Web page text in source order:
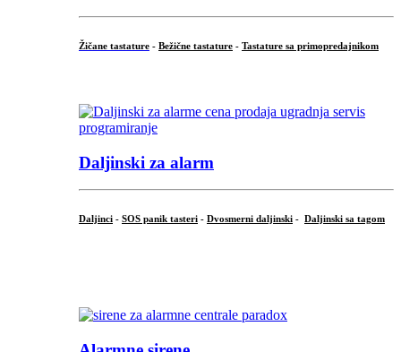
Žičane tastature - Bežične tastature - Tastature sa primopredajnikom
Daljinski za alarm
Daljinci - SOS panik tasteri - Dvosmerni daljinski - Daljinski sa tagom